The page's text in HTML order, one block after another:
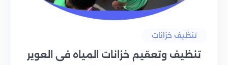
تنظيف خزانات
تنظيف وتعقيم خزانات المياه في العوير